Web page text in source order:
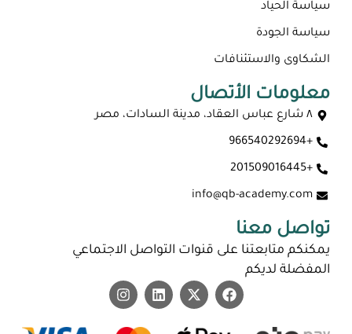
ماجستير عن بعد معتمد في السعودية 2026
سياسة الحياد
سياسة الجودة
الشكاوى والاستئنافات
معلومات الأتصال
٨ شارع عباس العقاد، مدينة السادات، مصر
+966540292694
+201509016445
info@qb-academy.com
تواصل معنا
يمكنكم متابعتنا على قنوات التواصل الاجتماعي
المفضلة لديكم